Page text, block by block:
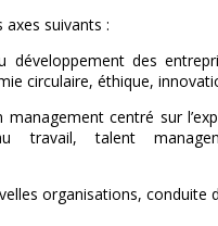
axes suivants :
des
circulaire, éthique,
centré sur
travail, talent
organisations, conduite